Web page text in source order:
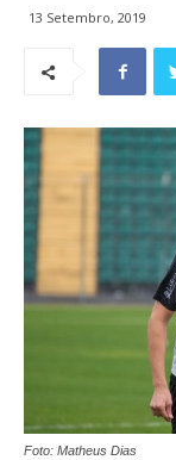
13 Setembro, 2019
Foto: Matheus Dias